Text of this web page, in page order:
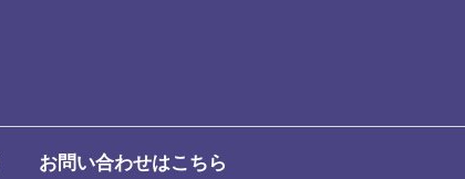
お問い合わせはこちら